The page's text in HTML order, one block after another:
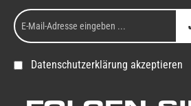
Datenschutzerklärung akzeptieren